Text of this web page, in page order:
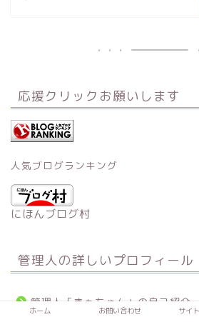
応援クリックお願いします
人気ブログランキング
にほんブログ村
管理人の詳しいプロフィール
管理人「まぁちゃん」の自己紹介
ホーム お問い合わせ サイ